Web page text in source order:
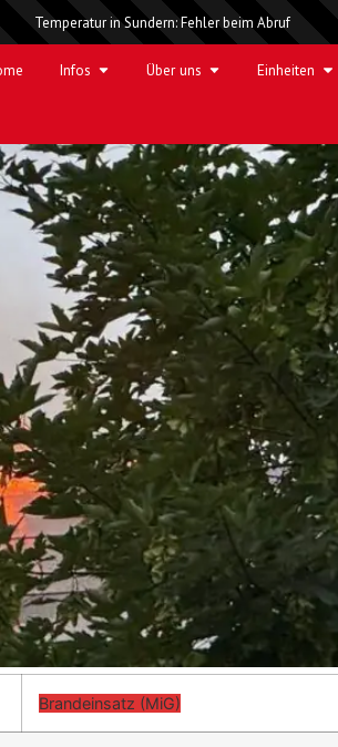
Temperatur in Sundern: Fehler beim Abruf
Infos Über uns Einheiten
Dachstuhlbrand
Brandeinsatz (MiG)